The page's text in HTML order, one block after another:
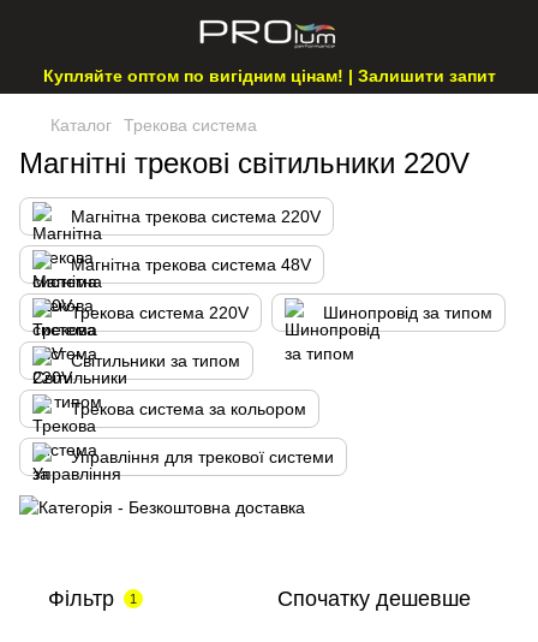
Купляйте оптом по вигідним цінам! | Залишити запит
Каталог Трекова система
Магнітні трекові світильники 220V
Магнітна трекова система 220V
Магнітна трекова система 48V
Трекова система 220V Шинопровід за типом
Світильники за типом
Трекова система за кольором
Управління для трекової системи
Фільтр 1 Спочатку дешевше